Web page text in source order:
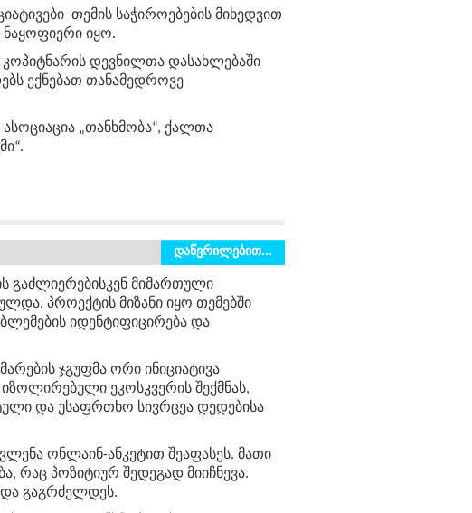
თემის საჭიროებების მიხედვით
იყო.
დევნილთა დასახლებაში
ექნებათ თანამედროვე
„თანხმობა“, ქალთა
დაწვრილებით...
გაძლიერებისკენ მიმართული
პროექტის მიზანი იყო თემებში
იდენტიფიცირება და
ჯგუფმა ორი ინიციატივა
ეკოსკვერის შექმნას,
და უსაფრთხო სივრცეა დედებისა
ონლაინ-ანკეტით შეაფასეს. მათი
რაც პოზიტიურ შედეგად მიიჩნევა.
გაგრძელდეს.